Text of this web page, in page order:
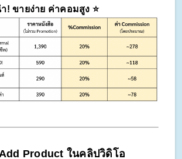
! ขายง่าย ค่าคอมสูง ⭐️
Product ในคลิปวิดิโอ